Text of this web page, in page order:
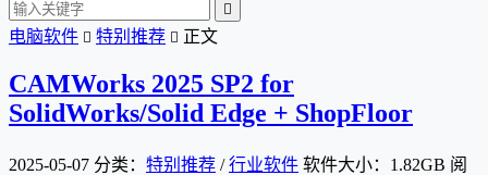

电脑软件  特别推荐  正文
CAMWorks 2025 SP2 for
SolidWorks/Solid Edge + ShopFloor
2025-05-07 分类： 特别推荐 /行业软件 软件大小：1.82GB 阅